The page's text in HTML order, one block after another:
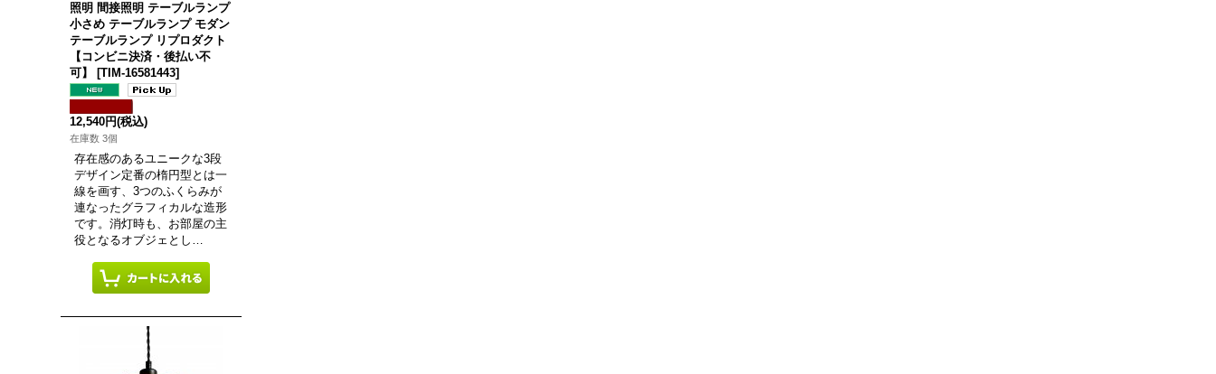
照明 間接照明 テーブルランプ
小さめ テーブルランプ モダン
テーブルランプ リプロダクト
【コンビニ決済・後払い不
可】
[TIM-16581443]
12,540円(税込)
在庫数 3個
存在感のあるユニークな3段
デザイン定番の楕円型とは一
線を画す、3つのふくらみが
連なったグラフィカルな造形
です。消灯時も、お部屋の主
役となるオブジェとし…